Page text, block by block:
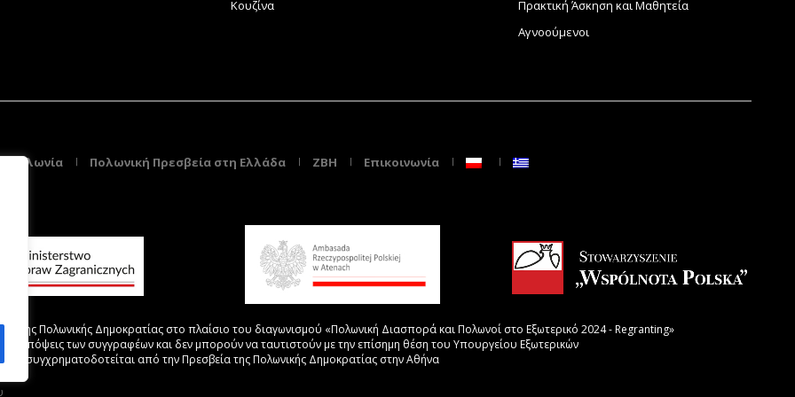
Κουζίνα
Πρακτική Άσκηση και Μαθητεία
Αγνοούμενοι
Πολωνία Πολωνική Πρεσβεία στη Ελλάδα ZBH Επικοινωνία
της Πολωνικής Δημοκρατίας στο πλαίσιο του διαγωνισμού «Πολωνική Διασπορά και Πολωνοί στο Εξωτερικό 2024 - Regranting»
απόψεις των συγγραφέων και δεν μπορούν να ταυτιστούν με την επίσημη θέση του Υπουργείου Εξωτερικών
συγχρηματοδοτείται από την Πρεσβεία της Πολωνικής Δημοκρατίας στην Αθήνα